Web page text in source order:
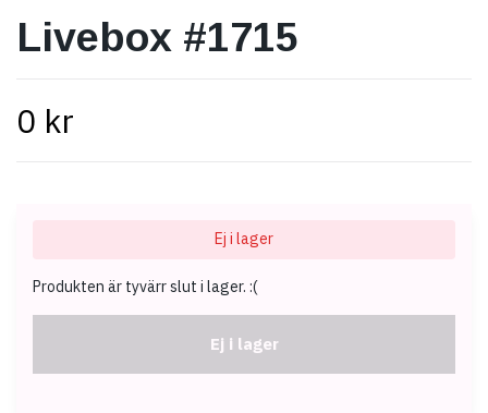
Livebox #1715
0 kr
Ej i lager
Produkten är tyvärr slut i lager. :(
Ej i lager